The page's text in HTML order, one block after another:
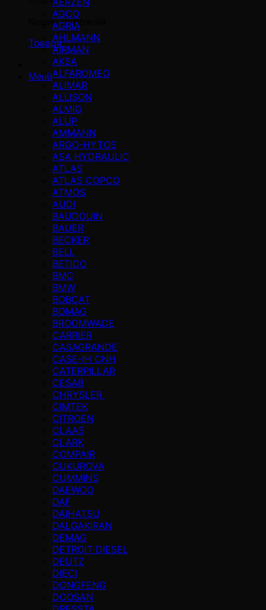
Кошик порожній
Товари
Menü
AGCO
AGRIA
AHLMANN
AIRMAN
AKSA
ALFAROMEO
ALIMAR
ALLISON
ALMiG
ALUP
AMMANN
ARGO-HYTOS
ASA HYDRAULIC
ATLAS
ATLAS COPCO
ATMOS
AUDI
BAUDOUIN
BAUER
BECKER
BELL
BETICO
BMC
BMW
BOBCAT
BOMAG
BROOMWADE
CARRIER
CASAGRANDE
CASE-IH CNH
CATERPILLAR
CESAB
CHRYSLER
CIMTEK
CITROEN
CLAAS
CLARK
COMPAIR
CUKUROVA
CUMMINS
DAEWOO
DAF
DAIHATSU
DALGAKIRAN
DEMAG
DETROIT DIESEL
DEUTZ
DIECI
DONGFENG
DOOSAN